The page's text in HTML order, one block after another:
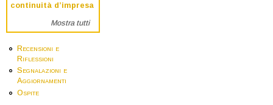
continuità d’impresa
Mostra tutti
Recensioni e
Riflessioni
Segnalazioni e
Aggiornamenti
Ospite